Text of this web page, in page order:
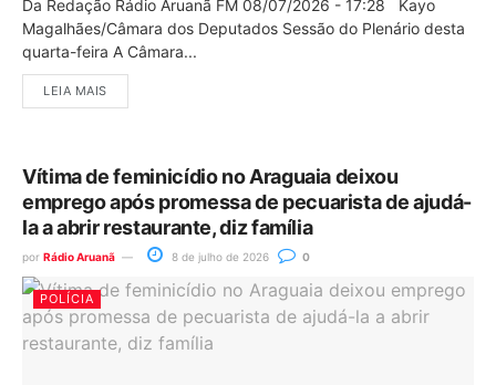
Da Redação Rádio Aruanã FM 08/07/2026 - 17:28 Kayo
Magalhães/Câmara dos Deputados Sessão do Plenário desta
quarta-feira A Câmara...
LEIA MAIS
Vítima de feminicídio no Araguaia deixou
emprego após promessa de pecuarista de ajudá-
la a abrir restaurante, diz família
por Rádio Aruanã 8 de julho de 2026 0
POLÍCIA